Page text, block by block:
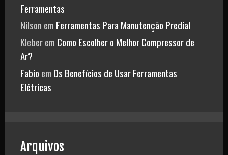
Ferramentas
Nilson em Ferramentas Para Manutenção Predial
Kleberem Como Escolher o Melhor Compressor de
Ar?
Fabio em Os Benefícios de Usar Ferramentas
Elétricas
Arquivos